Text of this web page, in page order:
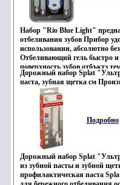
Набор "Rio Blue Light"
отбеливания зубов Прибор
использовании, абсолютно
Отбеливающий гель быстро
поверхность зубов отбъктэ
образующихся под
вина, а также в результате
изменений, не повреждая
возвращает зубам
неприятную желтизну В
шприца с гелем Капавижвц
литиевых батареек типа
Материал капы: пластик
Производитель:
Дорожный набор Splat
паста, зубная щетка см
Товар сертифицирован инфо
Подробно
Дорожный набор Splat
из зубной пасты и зубной
профилактическая паста